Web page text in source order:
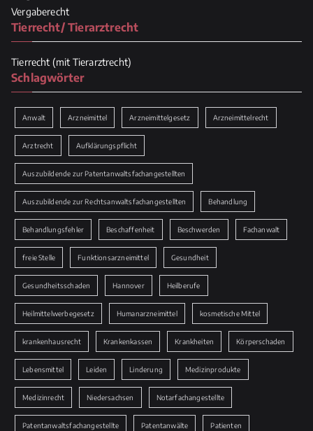
Vergaberecht
Tierrecht/ Tierarztrecht
Tierrecht (mit Tierarztrecht)
Schlagwörter
Anwalt Arzneimittel Arzneimittelgesetz Arzneimittelrecht
Arztrecht Aufklärungspflicht
Auszubildende zur Patentanwaltsfachangestellten
Auszubildende zur Rechtsanwaltsfachangestellten Behandlung
Behandlungsfehler Beschaffenheit Beschwerden Fachanwalt
freie Stelle Funktionsarzneimittel Gesundheit
Gesundheitsschaden Hannover Heilberufe
Heilmittelwerbegesetz Humanarzneimittel kosmetische Mittel
krankenhausrecht Krankenkassen Krankheiten Körperschaden
Lebensmittel Leiden Linderung Medizinprodukte
Medizinrecht Niedersachsen Notarfachangestellte
Patentanwaltsfachangestellte Patentanwälte Patienten